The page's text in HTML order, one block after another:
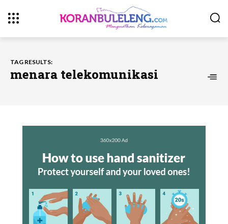
TAG RESULTS:
menara telekomunikasi